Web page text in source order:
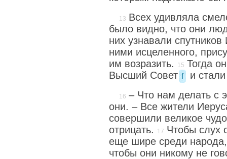
Всех удивляла
было видно, что они
них узнавали спутников
ними исцеленного,
им возразить.
Тогда
Высший Совет f
и
– Что нам делать с
они. – Все жители
совершили великое
отрицать.
Чтобы слух
еще шире среди
чтобы они никому не